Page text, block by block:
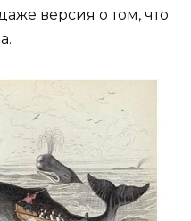
версия о том, что